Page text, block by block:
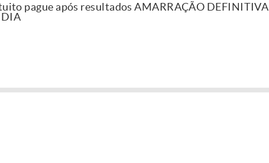
pague após resultados AMARRAÇÃO DEFINITIVA
DIA